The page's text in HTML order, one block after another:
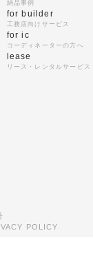
納品事例
for builder
工務店向けサービス
for ic
コーディネーターの方へ
lease
リース・レンタルサービス
POLICY